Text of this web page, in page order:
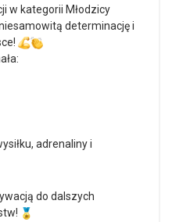
w kategorii Młodzicy
determinację i
adrenaliny i
do dalszych